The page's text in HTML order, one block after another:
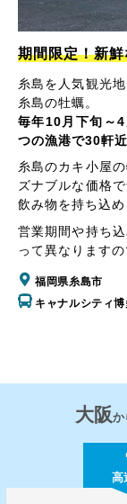
期間限定！新
糸島を人気観光
糸島の牡蠣。
毎年10月下旬～
つの漁港で30軒
糸島のカキ小屋
ズナブルな価格
飲み物を持ち込め
営業期間や持ち
って異なります
福岡県糸島市
キャナルシティ
大阪か
高